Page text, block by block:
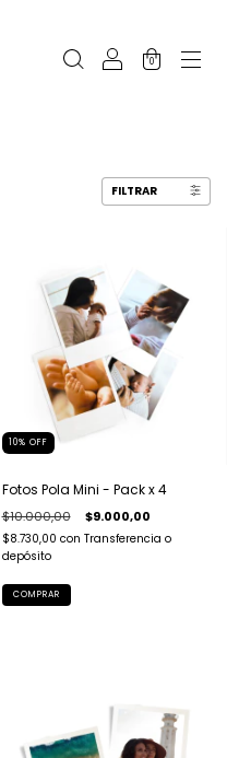
0
FILTRAR
10% OFF
Fotos Pola Mini - Pack x 4
$10.000,00 $9.000,00
$8.730,00 con Transferencia o
depósito